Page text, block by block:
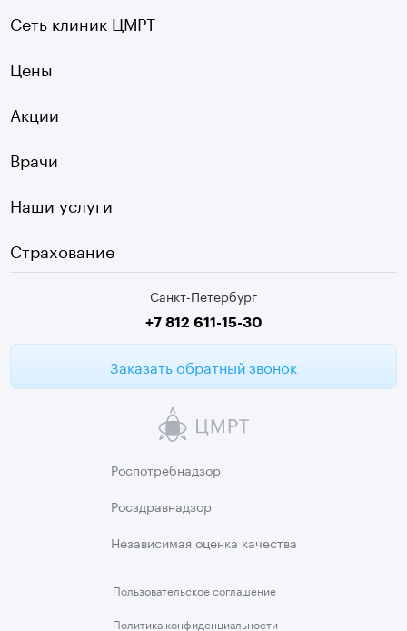
Озерки
Садовая
Старая Деревня
Девяткино
г. Колпино
Оптическая топография
УЗДГ
Чек-ап
ЭКГ
Медицинские анализы
Санкт-Петербург
+7 812 611-15-30
Заказать обратный звонок
Сеть клиник ЦМРТ
Цены
Акции
Врачи
Наши услуги
Страхование
Пользовательскоесоглашение
Политика конфиденциальности
Роспотребнадзор
Росздравнадзор
Независимая оценка качества